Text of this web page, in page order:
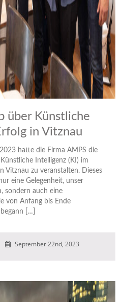
über Künstliche
in Vitznau
hatte die Firma AMPS die
Intelligenz (KI) im
Vitznau zu veranstalten. Dieses
eine Gelegenheit, unser
sondern auch eine
von Anfang bis Ende
[…]
September 22nd, 2023